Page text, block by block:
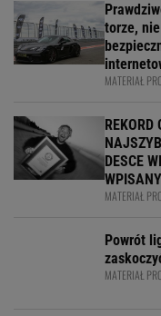
torze,
MATERIAŁ
REKORD
DESCE
MATERIAŁ
Powrót
MATERIAŁ